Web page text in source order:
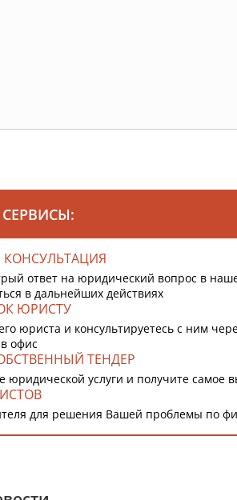
КОНСУЛЬТАЦИЯ
ответ на юридический вопрос в
в дальнейших действиях
ЮРИСТУ
юриста и консультируетесь с ним
офис
ТЕНДЕР
юридической услуги и получите самое
для решения Вашей проблемы по